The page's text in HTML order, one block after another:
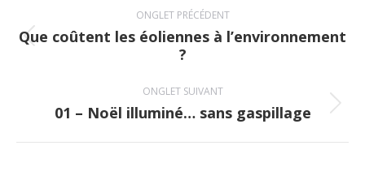
de
ONGLET PRÉCÉDENT
Onglet
Que coûtent les éoliennes à l’environnement
?
ONGLET SUIVANT
Onglet
01 – Noël illuminé… sans gaspillage